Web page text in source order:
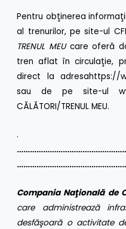
Pentru obţinerea
al trenurilor, pe site-ul
TRENUL MEUcare oferă
tren aflat în circulaţie,
direct la adresahttps://
sau de pe site-ul
CĂLĂTORI/TRENUL MEU.
.
Compania Naţională de
care administrează
desfăşoară o activitate